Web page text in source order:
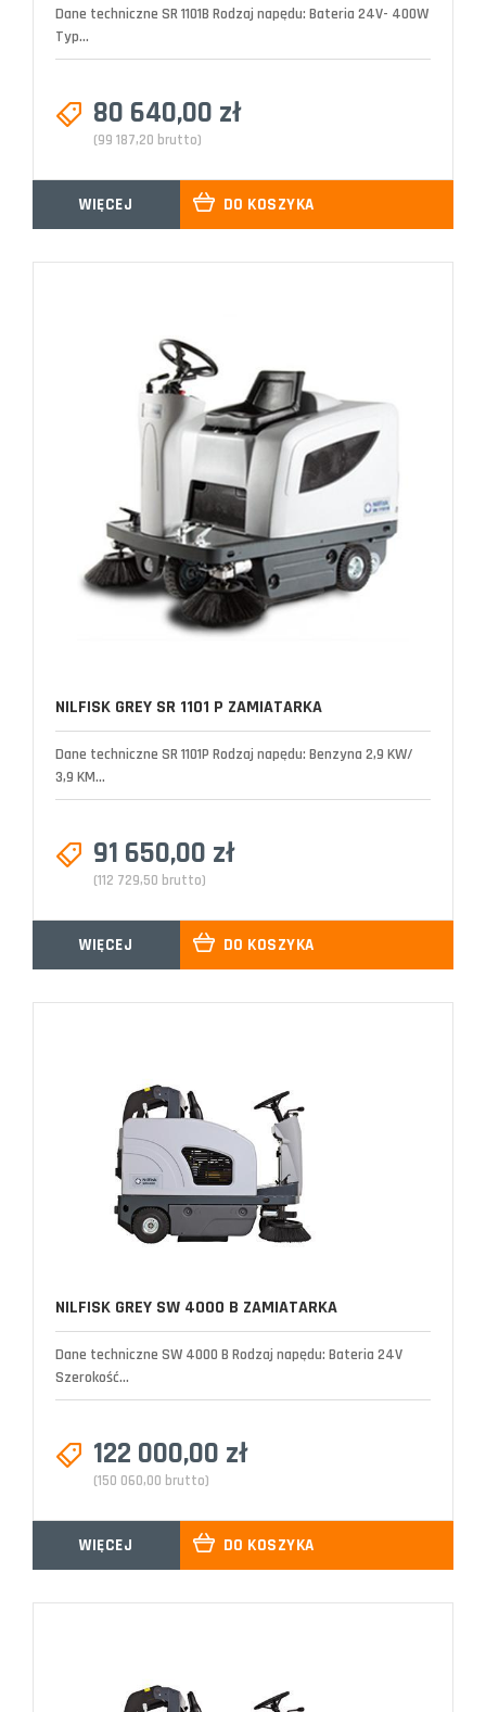
Dane techniczne SR 1101B Rodzaj napędu: Bateria 24V- 400W
Typ...
80 640,00 zł
(99 187,20 brutto)
WIĘCEJ DO KOSZYKA
NILFISK GREY SR 1101 P ZAMIATARKA
Dane techniczne SR 1101P Rodzaj napędu: Benzyna 2,9 KW/
3,9 KM...
91 650,00 zł
(112 729,50 brutto)
WIĘCEJ DO KOSZYKA
NILFISK GREY SW 4000 B ZAMIATARKA
Dane techniczne SW 4000 B Rodzaj napędu: Bateria 24V
Szerokość...
122 000,00 zł
(150 060,00 brutto)
WIĘCEJ DO KOSZYKA